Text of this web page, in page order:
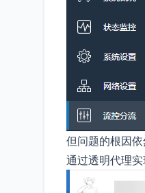
但问题的根因
通过透明代理